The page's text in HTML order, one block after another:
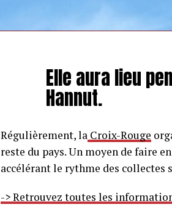
Elle aura lieu
Hannut.
Régulièrement, la Croix-Rouge
reste du pays. Un moyen de faire
accélérant le rythme des collectes
-> Retrouvez toutes les